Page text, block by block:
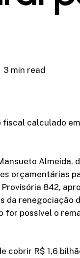
3 min read
calculado
Almeida,
orçamentárias
842,
da renegociação
for possível o
cobrir R$ 1,6